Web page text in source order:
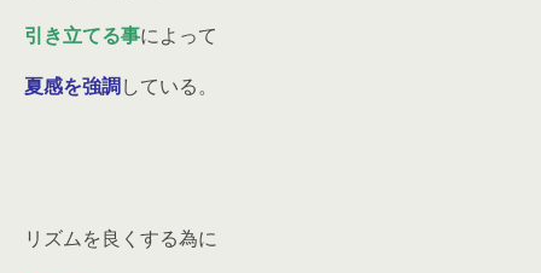
引き立てる事によって
夏感を強調している。
リズムを良くする為に